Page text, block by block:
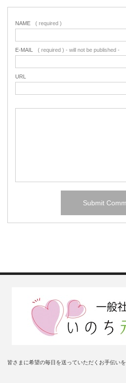
NAME ( required )
E-MAIL ( required ) - will not be published -
URL
皆さまに希望の毎日を送っていただくお手伝いを